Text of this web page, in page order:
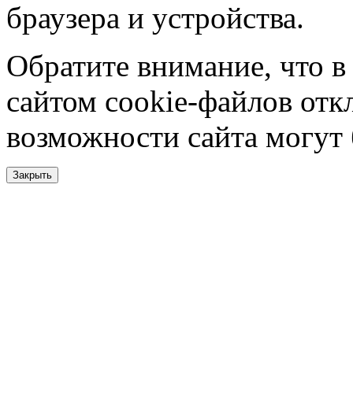
браузера и устройства.
Обратите внимание, что в
сайтом cookie-файлов
возможности сайта
Закрыть